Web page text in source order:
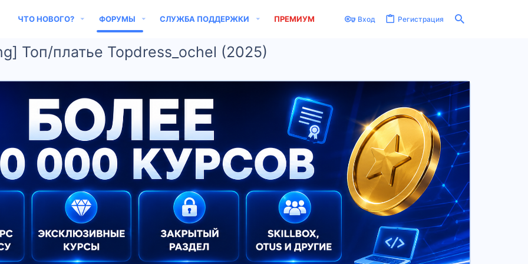
ЧТО НОВОГО? ФОРУМЫ СЛУЖБА ПОДДЕРЖКИ ПРЕМИУМ Вход Регистрация
Топ/платье Topdress_ochel (2025)